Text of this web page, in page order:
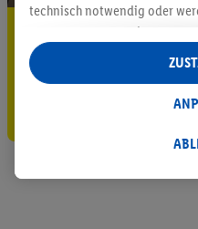
5.95 €
Jetzt zum
technisch notwendig oder
auch durch Partner (u.a.
Verantwortliche; im
insgesamt
Statistik-Erstellung oder für
Datenverarbeitungen für